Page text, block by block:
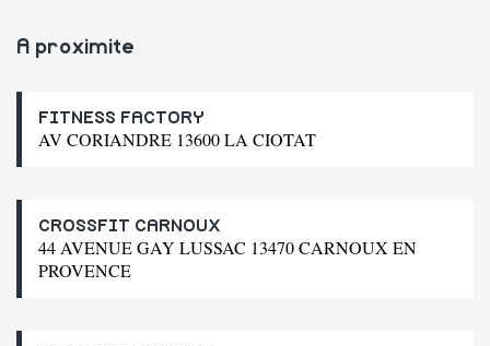
A proximite
FITNESS FACTORY
AV CORIANDRE 13600 LA CIOTAT
CROSSFIT CARNOUX
44 AVENUE GAY LUSSAC 13470 CARNOUX EN
PROVENCE